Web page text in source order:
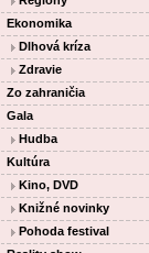
Ekonomika
Dlhová kríza
Zdravie
Zo zahraničia
Gala
Hudba
Kultúra
Kino, DVD
Knižné novinky
Pohoda festival